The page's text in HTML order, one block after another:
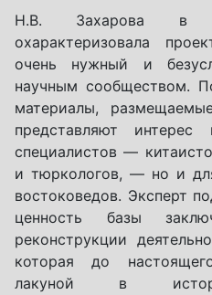
Н.В. Захарова в
охарактеризовала
очень нужный и
научным сообществом.
материалы,
представляют
специалистов —
и тюркологов, — но и
востоковедов. Эксперт
ценность базы
реконструкции
которая до
лакуной в